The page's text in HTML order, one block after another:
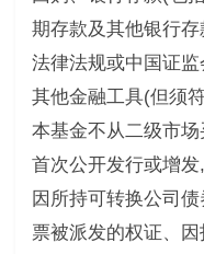
期存款及其他银行
法律法规或中国证
其他金融工具(但须
本基金不从二级市
首次公开发行或增
因所持可转换公司
票被派发的权证、